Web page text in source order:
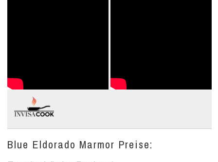
Blue Eldorado Marmor Preise: